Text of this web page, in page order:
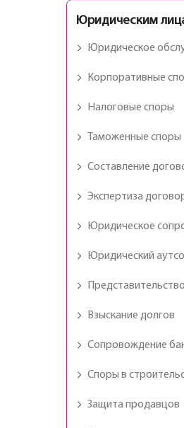
Юридическим
Юридическое
Корпоративные
Налоговые споры
Таможенные споры
Составление
Экспертиза
Юридическое
Юридический
Взыскание долгов
Сопровождение
Споры в
Защита продавцов